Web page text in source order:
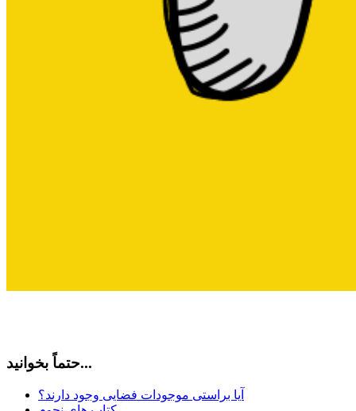
حتماً بخوانید...
آیا براستی موجودات فضایی وجود دارند؟